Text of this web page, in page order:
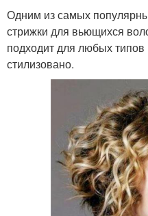
Одним из самых
стрижки для вьющихся
подходит для любых
стилизовано.